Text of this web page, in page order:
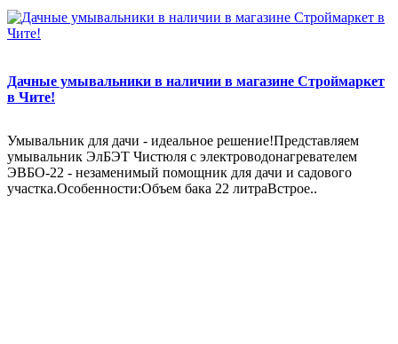
Дачные умывальники в наличии в магазине Строймаркет
в Чите!
Умывальник для дачи - идеальное решение!Представляем
умывальник ЭлБЭТ Чистюля с электроводонагревателем
ЭВБО-22 - незаменимый помощник для дачи и садового
участка.Особенности:Объем бака 22 литраВстрое..